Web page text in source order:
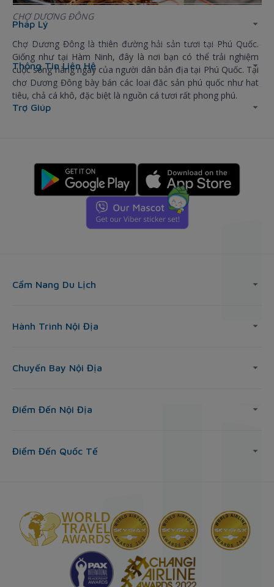
CHỢ DƯƠNG ĐÔNG
Chợ Dương Đông là thiên đường hải sản tươi tại Phú Quốc.
Giống như tại Hàm Ninh, đây là nơi bạn có thể trải nghiệm
cuộc sống hàng ngày của người dân bản địa tại Phú Quốc. Tại
chợ Dương Đông bày bán các loại đặc sản phú quốc như hạt
tiêu, chả cá khô, đặc biệt là nguồn cá tươi rất phong phú.
Pháp Lý
Thông Tin Liên Hệ
Trợ Giúp
Cẩm Nang Du Lịch
Hành Trình Nội Địa
Chuyến Bay Nội Địa
Điểm Đến Nội Địa
Điểm Đến Quốc Tế